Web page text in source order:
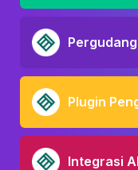
Plugin
Integrasi